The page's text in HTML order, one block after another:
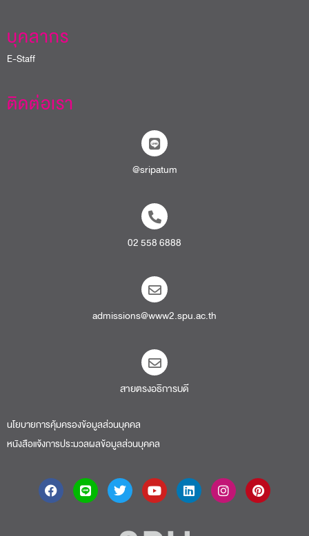
บุคลากร
E-Staff
ติดต่อเรา
@sripatum
02 558 6888
admissions@www2.spu.ac.th
สายตรงอธิการบดี​
นโยบายการคุ้มครองข้อมูลส่วนบุคคล
หนังสือแจ้งการประมวลผลข้อมูลส่วนบุคคล